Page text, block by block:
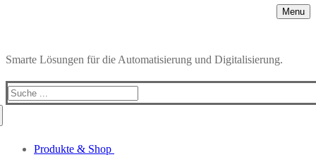
Menu
Smarte Lösungen für die Automatisierung und Digitalisierung.
Produkte & Shop